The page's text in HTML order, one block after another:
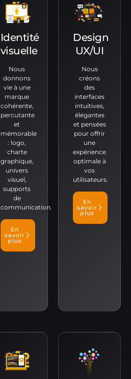
Identité
visuelle
Nous
donnons
vie à une
marque
cohérente,
percutante
et
mémorable
: logo,
charte
graphique,
univers
visuel,
supports
de
communication.
En
savoir
plus
Design
UX/UI
Nous
créons
des
interfaces
intuitives,
élégantes
et pensées
pour offrir
une
expérience
optimale à
vos
utilisateurs.
En
savoir
plus